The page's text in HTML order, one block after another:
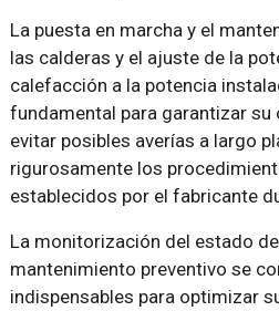
La puesta en marcha y el
las calderas y el ajuste de la
calefacción a la potencia
fundamental para garantizar
evitar posibles averías a largo
rigurosamente los
establecidos por el fabricante
La monitorización del estado
mantenimiento preventivo se
indispensables para optimizar